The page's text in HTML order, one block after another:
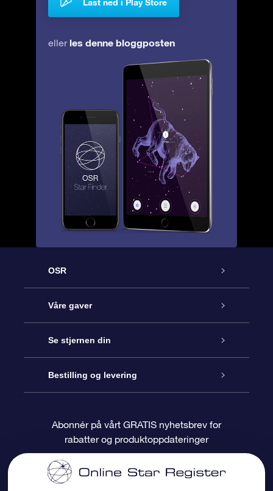
Last ned i Play Store
eller les denne bloggposten
OSR
Kundeservice
Kontakt oss
Bloggen
Anmeldelser
Våre gaver
Online Stjernegave
OSR Gavepakke
OSR-gavekortet
Bedriftsgaver
Se stjernen din
Star Register
Pesontilpasset stjerneside
One Million Stars
Bestilling og levering
Betalingsinformasjon
Fraktinformasjon
Abonnér på vårt GRATIS nyhetsbrev for
rabatter og produktoppdateringer